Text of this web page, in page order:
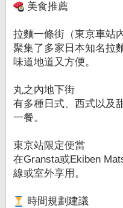
美食推薦
拉麵一條街（東京車站內
聚集了多家日本知名拉
味道地道又方便。
丸之內地下街
有多種日式、西式以及
一餐。
東京站限定便當
在Gransta或Ekiben
線或室外享用。
時間規劃建議